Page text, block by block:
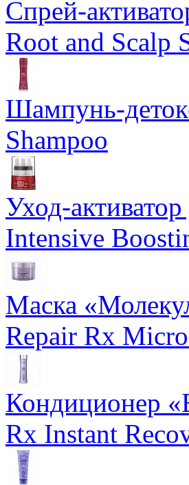
Спрей-
Root and Scalp
Шампунь-
Shampoo
Уход-
Intensive
Маска
Repair Rx
Кондиционер
Rx Instant